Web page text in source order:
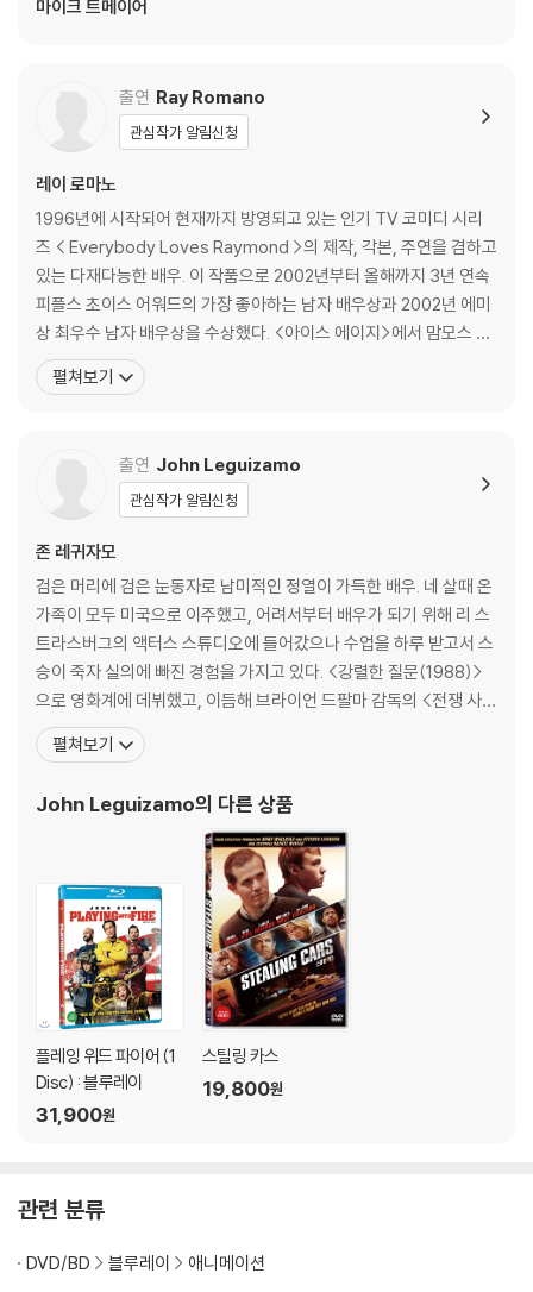
름 손상에 의한 교환/반품은 불가합니다.
4) 본품 보호를 위해 노란색의 카톤 박스로 재포장한 경우, 카톤박스 손상
에 의한 교환/반품은 불가합니다.
5) 아웃케이스/구성품/포장 상태 불량에 의한 교환/반품 신청시 불량 확
인을 위해 개봉 시의 동영상을 요청할 수 있으며, 동영상이 없는 경우 교
환/반품이 제한될 수 있습니다.
※ 디스크 재생 불량
1) 기기 문제로 인해 발생하는 재생 불량 현상에 대해서는 반품/교환이 불
가하니 최신 소프트웨어로 업데이트된 DVD/BD 전용 기기에서 재생하실
것을 권유해 드립니다.
2) 정전기와 먼지로 인해 재생이 원활하지 않은 경우가 있습니다. 디스크
3) 일부 PC 연결형 ODD의 경우 호환 상의 문제로 정상적인 디스크도 재
생이 불가능한 경우가 있습니다. 독립형 전용 플레이어 사용을 권장드리
며, ODD 사용으로 인한 재생 불량의 경우 교환 시에도 동일한 오류가 발
※ 디스크 외관 불량
디스크에 미세한 잔 흠집이 남아있거나 인쇄 면이 깨끗하지 않은 경우가
있으며, 상품의 불량이 아닙니다. 단, 재생에 이상이 있는 경우에는 불량으
로 인한 반품/교환이 가능합니다.
1) 불량으로 인한 교환/반품 요청 시에는 불량 확인을 위해 개봉 시의 동영
상을 요청할 수 있으며, 동영상이 없는 경우 교환/반품이 제한될 수 있습니
관련 사진과 동영상 및 재생 기기 모델명을 첨부하여 첨부하여 고객센터에
문의 바랍니다.
2) 사양 오인지, 오 구매, 변심 사유로의 반품은 제품 개봉 전에만 운임비
부담 후 처리 가능합니다.
3) 스틸북 한정판, 초회 한정판의 경우 제작 수량이 한정되어 있고, 택배
이동 과정에서의 손상이 발생하면, 재 판매가 어려우므로 신중한 구매 선
택을 부탁드립니다.
4) 한정판 상품의 변심, 오구매로 인한 반품은 회송된 상품의 상태 확인 후
진행이 가능합니다. 택배 이동 중 파손이 발생하지 않도록 완충 포장을 부
마이크 트메이어
출연 Ray Romano
관심작가 알림신청
레이 로마노
1996년에 시작되어 현재까지 방영되고 있는 인기 TV 코미디 시리
즈 < Everybody Loves Raymond >의 제작, 각본, 주연을 겸하고
있는 다재다능한 배우. 이 작품으로 2002년부터 올해까지 3년 연속
피플스 초이스 어워드의 가장 좋아하는 남자 배우상과 2002년 에미
상 최우수 남자 배우상을 수상했다. <아이스 에이지>에서 맘모스 맨
프레드 목소리 연기를 맡아 영화로 영역을 넓히기도 했다.[필모그래
피]아이스 에이지 (한글 자막)(2002)|주연배우 웰컴 프레지던트(2
펼쳐보기
출연 John Leguizamo
관심작가 알림신청
존 레귀자모
검은 머리에 검은 눈동자로 남미적인 정열이 가득한 배우. 네 살때 온
가족이 모두 미국으로 이주했고, 어려서부터 배우가 되기 위해 리 스
트라스버그의 액터스 스튜디오에 들어갔으나 수업을 하루 받고서 스
승이 죽자 실의에 빠진 경험을 가지고 있다. <강렬한 질문(1988)>
으로 영화계에 데뷔했고, 이듬해 브라이언 드팔마 감독의 <전쟁 사상
자들(1989)>에서 단역을 맡은 후 <다이 하드2 (1990)>, <헨리의
이야기(1991)>등의 영화에 악당으로 주로 출연하였다. 그는 불행한
서 그에게 맡겨진 전형적인 역할들
펼쳐보기
John Leguizamo의 다른 상품
플레잉 위드 파이어 (1
Disc) : 블루레이
31,900원
스틸링 카스
19,800원
관련 분류
DVD/BD 블루레이 애니메이션